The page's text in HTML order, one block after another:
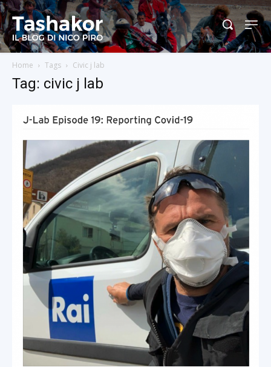
Home Tags Civic j lab
Tag: civic j lab